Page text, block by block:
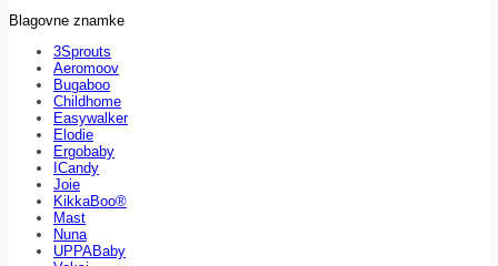
Blagovne znamke
3Sprouts
Aeromoov
Bugaboo
Childhome
Easywalker
Elodie
Ergobaby
ICandy
Joie
KikkaBoo®
Mast
Nuna
UPPABaby